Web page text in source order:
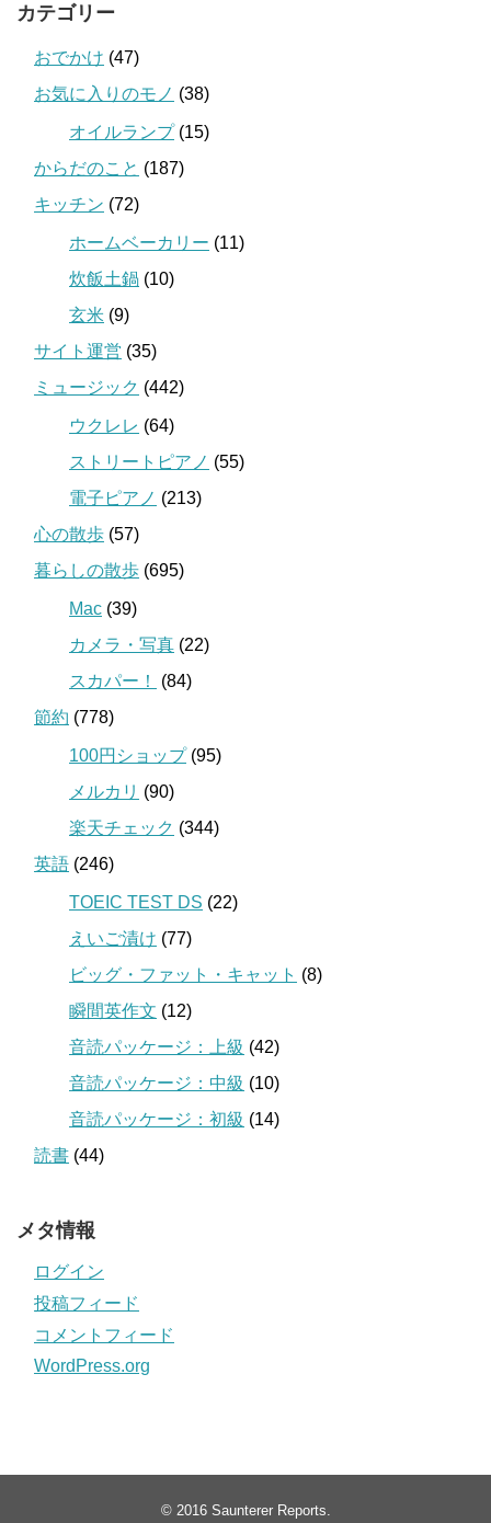
カテゴリー
おでかけ (47)
お気に入りのモノ (38)
オイルランプ(15)
からだのこと (187)
キッチン (72)
ホームベーカリー (11)
炊飯土鍋 (10)
玄米 (9)
サイト運営 (35)
ミュージック (442)
ウクレレ (64)
ストリートピアノ (55)
電子ピアノ (213)
心の散歩 (57)
暮らしの散歩 (695)
Mac (39)
カメラ・写真 (22)
スカパー！
(84)
節約 (778)
100円ショップ(95)
メルカリ (90)
楽天チェック (344)
英語 (246)
TOEIC TEST DS (22)
えいご漬け (77)
ビッグ・ファット・キャット (8)
瞬間英作文 (12)
音読パッケージ：上級 (42)
音読パッケージ：中級 (10)
音読パッケージ：初級 (14)
読書 (44)
メタ情報
ログイン
投稿フィード
コメントフィード
WordPress.org
© 2016 Saunterer Reports